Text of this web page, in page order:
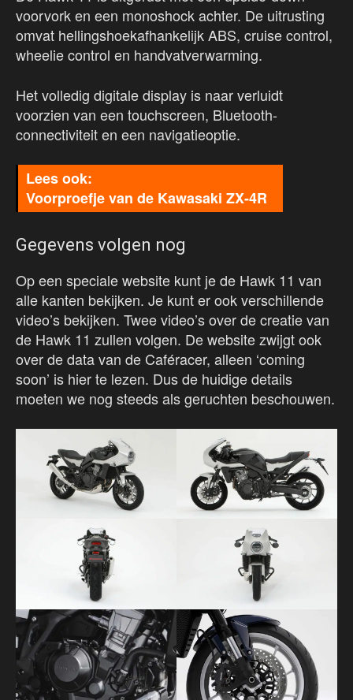
voorvork en een monoshock achter. De uitrusting
omvat hellingshoekafhankelijk ABS, cruise control,
wheelie control en handvatverwarming.
Het volledig digitale display is naar verluidt
voorzien van een touchscreen, Bluetooth-
connectiviteit en een navigatieoptie.
Voorproefje van de Kawasaki ZX-4R
Gegevens volgen nog
Op een speciale website kunt je de Hawk 11 van
alle kanten bekijken. Je kunt er ook verschillende
video’s bekijken. Twee video’s over de creatie van
de Hawk 11 zullen volgen. De website zwijgt ook
over de data van de Caféracer, alleen ‘coming
soon’ is hier te lezen. Dus de huidige details
moeten we nog steeds als geruchten beschouwen.